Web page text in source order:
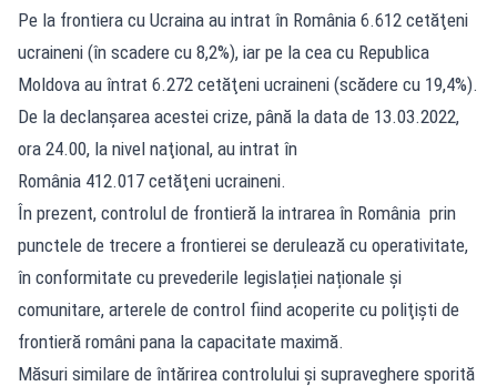
Pe la frontiera cu Ucraina au intrat în România 6.612 cetăţeni
ucraineni (în scadere cu 8,2%), iar pe la cea cu Republica
Moldova au întrat 6.272 cetăţeni ucraineni (scădere cu 19,4%).
De la declanşarea acestei crize, până la data de 13.03.2022,
ora 24.00, la nivel naţional, au intrat în
România 412.017 cetăţeni ucraineni.
În prezent, controlul de frontieră la intrarea în România prin
punctele de trecere a frontierei se derulează cu operativitate,
în conformitate cu prevederile legislației naționale și
comunitare, arterele de control fiind acoperite cu poliţişti de
frontieră români pana la capacitate maximă.
Măsuri similare de întărirea controlului și supraveghere sporită